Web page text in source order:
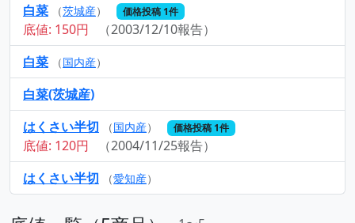
白菜
（茨城産） 価格投稿 1件
底値: 150円
（2003/12/10報告）
白菜
（国内産）
白菜(茨城産)
はくさい半切
（国内産） 価格投稿 1件
底値: 120円
（2004/11/25報告）
はくさい半切
（愛知産）